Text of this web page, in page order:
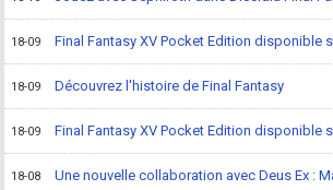
18-09 Final Fantasy XV Pocket Edition disponible
18-09 Découvrez l'histoire de Final Fantasy
18-09 Final Fantasy XV Pocket Edition disponible
18-08 Une nouvelle collaboration avec Deus Ex :